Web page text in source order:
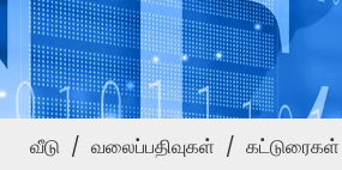
வீடு / வலைப்பதிவுகள் / கட்டுரைகள்